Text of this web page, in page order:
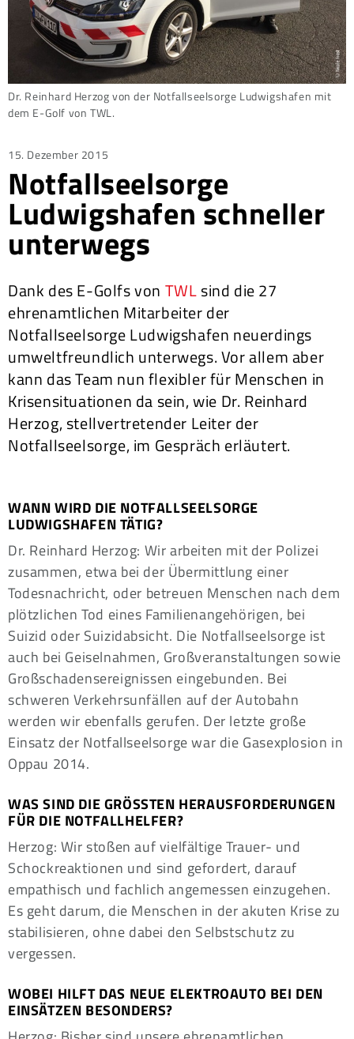
Dr. Reinhard Herzog von der Notfallseelsorge Ludwigshafen mit
dem E-Golf von TWL.
Posted
on
15. Dezember 2015
Notfallseelsorge
Ludwigshafen schneller
unterwegs
Dank des E-Golfs von TWLsind die 27
ehrenamtlichen Mitarbeiter der
Notfallseelsorge Ludwigshafen neuerdings
umweltfreundlich unterwegs. Vor allem aber
kann das Team nun flexibler für Menschen in
Krisensituationen da sein, wie Dr. Reinhard
Herzog, stellvertretender Leiter der
Notfallseelsorge, im Gespräch erläutert.
WANN WIRD DIE NOTFALLSEELSORGE
LUDWIGSHAFEN TÄTIG?
Dr. Reinhard Herzog: Wir arbeiten mit der Polizei
zusammen, etwa bei der Übermittlung einer
Todesnachricht, oder betreuen Menschen nach dem
plötzlichen Tod eines Familienangehörigen, bei
Suizid oder Suizidabsicht. Die Notfallseelsorge ist
auch bei Geiselnahmen, Großveranstaltungen sowie
Großschadensereignissen eingebunden. Bei
schweren Verkehrsunfällen auf der Autobahn
werden wir ebenfalls gerufen. Der letzte große
Einsatz der Notfallseelsorge war die Gasexplosion in
Oppau 2014.
WAS SIND DIE GRÖSSTEN HERAUSFORDERUNGEN F
ÜR DIE NOTFALLHELFER?
Herzog: Wir stoßen auf vielfältige Trauer- und
Schockreaktionen und sind gefordert, darauf
empathisch und fachlich angemessen einzugehen.
Es geht darum, die Menschen in der akuten Krise zu
stabilisieren, ohne dabei den Selbstschutz zu
vergessen.
WOBEI HILFT DAS NEUE ELEKTROAUTO BEI DEN
EINSÄTZEN BESONDERS?